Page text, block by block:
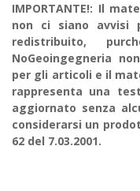
IMPORTANTE!: Il
non ci siano avvisi
redistribuito,
NoGeoingegneria
per gli articoli e il
rappresenta una
aggiornato senza
considerarsi un
62 del 7.03.2001.